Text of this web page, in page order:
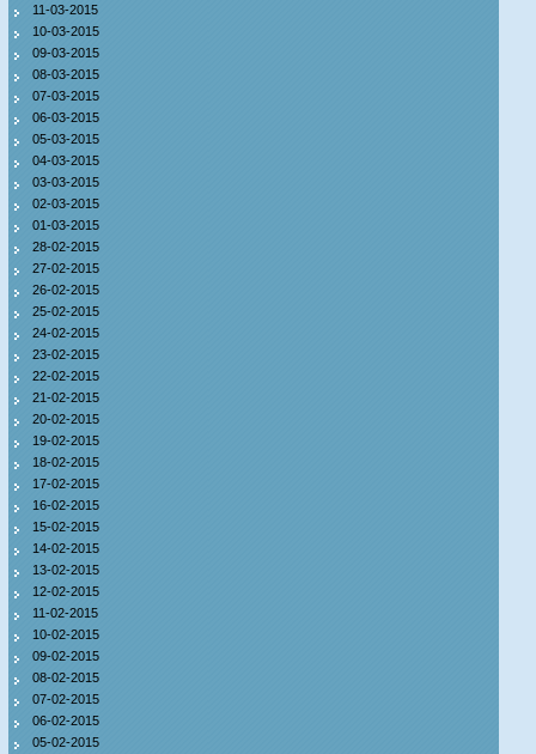
11-03-2015
10-03-2015
09-03-2015
08-03-2015
07-03-2015
06-03-2015
05-03-2015
04-03-2015
03-03-2015
02-03-2015
01-03-2015
28-02-2015
27-02-2015
26-02-2015
25-02-2015
24-02-2015
23-02-2015
22-02-2015
21-02-2015
20-02-2015
19-02-2015
18-02-2015
17-02-2015
16-02-2015
15-02-2015
14-02-2015
13-02-2015
12-02-2015
11-02-2015
10-02-2015
09-02-2015
08-02-2015
07-02-2015
06-02-2015
05-02-2015